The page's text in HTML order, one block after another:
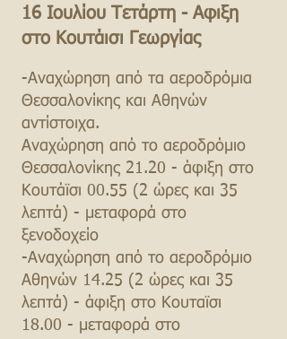
16 Ιουλίου Τετάρτη - Αφιξη
στο Κουτάισι Γεωργίας
-Αναχώρηση από τα αεροδρόμια
Θεσσαλονίκης και Αθηνών
αντίστοιχα.
Αναχώρηση από το αεροδρόμιο
Θεσσαλονίκης 21.20 - άφιξη στο
Κουτάϊσι 00.55 (2 ώρες και 35
λεπτά) - μεταφορά στο
ξενοδοχείο
-Αναχώρηση από το αεροδρόμιο
Αθηνών 14.25 (2 ώρες και 35
λεπτά) - άφιξη στο Κουταϊσι
18.00 - μεταφορά στο